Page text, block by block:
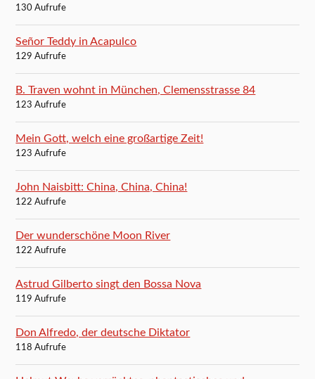
130 Aufrufe
Señor Teddy in Acapulco
129 Aufrufe
B. Traven wohnt in München, Clemensstrasse 84
123 Aufrufe
Mein Gott, welch eine großartige Zeit!
123 Aufrufe
John Naisbitt: China, China, China!
122 Aufrufe
Der wunderschöne Moon River
122 Aufrufe
Astrud Gilberto singt den Bossa Nova
119 Aufrufe
Don Alfredo, der deutsche Diktator
118 Aufrufe